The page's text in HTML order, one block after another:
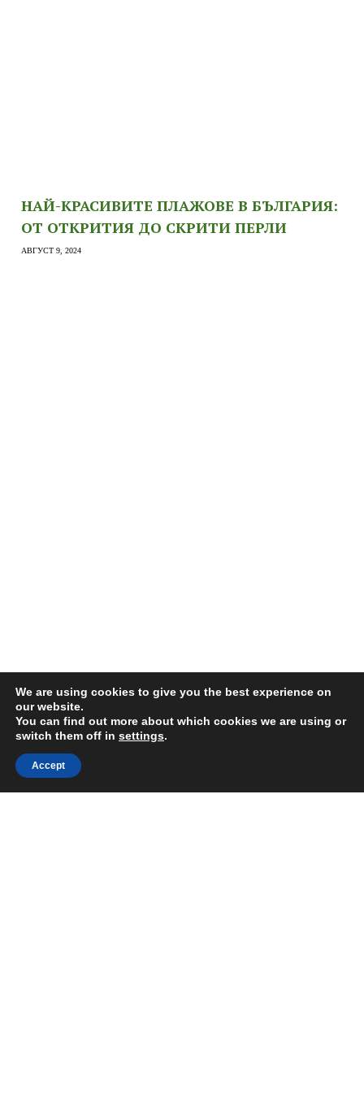
НАЙ-КРАСИВИТЕ ПЛАЖОВЕ В БЪЛГАРИЯ:
ОТ ОТКРИТИЯ ДО СКРИТИ ПЕРЛИ
АВГУСТ 9, 2024
We are using cookies to give you the best experience on
our website.
You can find out more about which cookies we are using or
switch them off in settings.
Accept